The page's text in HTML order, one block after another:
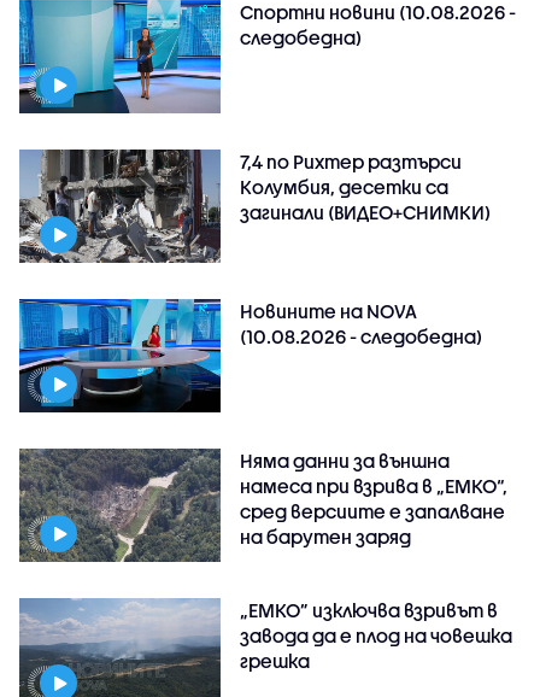
Спортни новини (10.08.2026 -
следобедна)
7,4 по Рихтер разтърси
Колумбия, десетки са
загинали (ВИДЕО+СНИМКИ)
Новините на NOVA
(10.08.2026 - следобедна)
Няма данни за външна
намеса при взрива в „ЕМКО“,
сред версиите е запалване
на барутен заряд
„ЕМКО” изключва взривът в
завода да е плод на човешка
грешка